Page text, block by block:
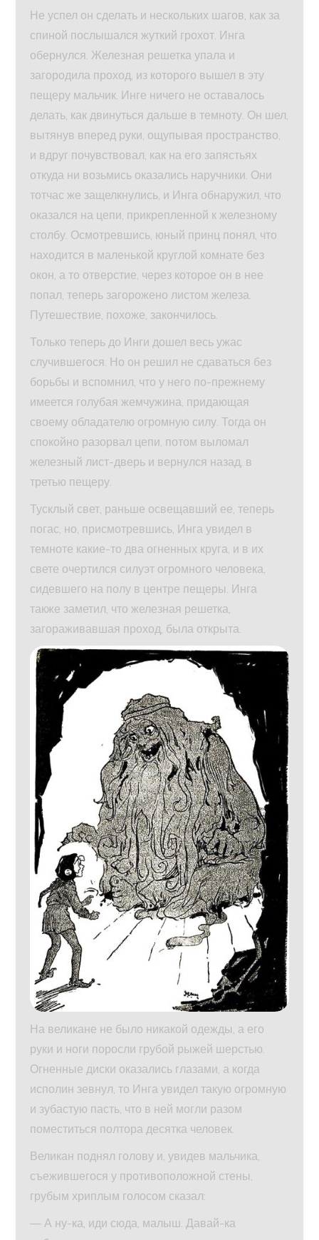
Не успел он сделать и нескольких шагов, как за
спиной послышался жуткий грохот. Инга
обернулся. Железная решетка упала и
загородила проход, из которого вышел в эту
пещеру мальчик. Инге ничего не оставалось
делать, как двинуться дальше в темноту. Он шел,
вытянув вперед руки, ощупывая пространство,
и вдруг почувствовал, как на его запястьях
откуда ни возьмись оказались наручники. Они
тотчас же защелкнулись, и Инга обнаружил, что
оказался на цепи, прикрепленной к железному
столбу. Осмотревшись, юный принц понял, что
находится в маленькой круглой комнате без
окон, а то отверстие, через которое он в нее
попал, теперь загорожено листом железа.
Путешествие, похоже, закончилось.
Только теперь до Инги дошел весь ужас
случившегося. Но он решил не сдаваться без
борьбы и вспомнил, что у него по-прежнему
имеется голубая жемчужина, придающая
своему обладателю огромную силу. Тогда он
спокойно разорвал цепи, потом выломал
железный лист-дверь и вернулся назад, в
третью пещеру.
Тусклый свет, раньше освещавший ее, теперь
погас, но, присмотревшись, Инга увидел в
темноте какие-то два огненных круга, и в их
свете очертился силуэт огромного человека,
сидевшего на полу в центре пещеры. Инга
также заметил, что железная решетка,
загораживавшая проход, была открыта.
На великане не было никакой одежды, а его
руки и ноги поросли грубой рыжей шерстью.
Огненные диски оказались глазами, а когда
исполин зевнул, то Инга увидел такую огромную
и зубастую пасть, что в ней могли разом
поместиться полтора десятка человек.
Великан поднял голову и, увидев мальчика,
съежившегося у противоположной стены,
грубым хриплым голосом сказал:
— А ну-ка, иди сюда, малыш. Давай-ка